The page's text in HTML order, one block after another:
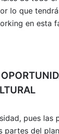
lo que
en esta
pues las
partes del